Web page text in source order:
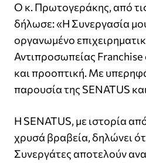
Ο κ. Πρωτογεράκης, από
δήλωσε: «Η Συνεργασία
οργανωμένο
Αντιπροσωπείας Franchise
και προοπτική. Με
παρουσία της SENATUS
Η SENATUS, με ιστορία
χρυσά βραβεία, δηλώνει
Συνεργάτες αποτελούν